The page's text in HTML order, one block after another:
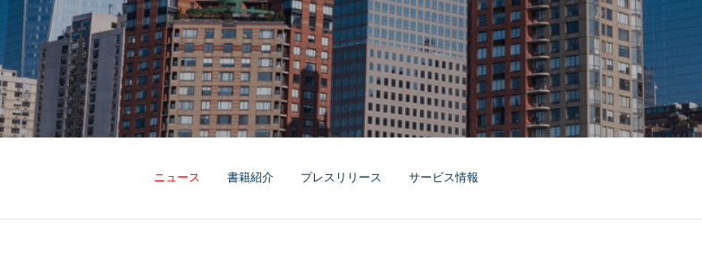
ニュース 書籍紹介 プレスリリース サービス情報